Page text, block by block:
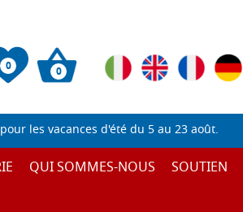
0 0
les vacances d'été du 5 au 23 août.
QUI SOMMES-NOUS
SOUTIEN